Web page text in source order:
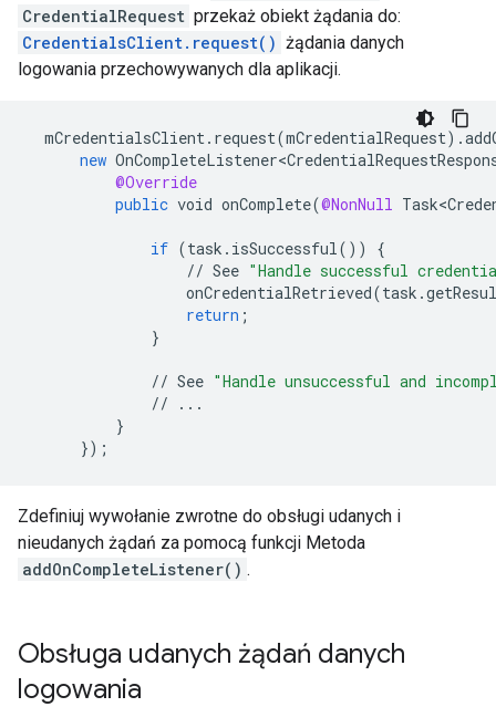
CredentialRequest przekaż obiekt żądania do:
CredentialsClient.request() żądania danych
logowania przechowywanych dla aplikacji.
mCredentialsClient. request(mCredentialRequest).
new
@Override
public void onComplete(@NonNull
if (task . isSuccessful())
{
// See "Handle successful
onCredentialRetrieved(task .
return ;
}
// See "Handle unsuccessful and
//
...
}
});
Zdefiniuj wywołanie zwrotne do obsługi udanych i
nieudanych żądań za pomocą funkcji Metoda
addOnCompleteListener() .
Obsługa udanych żądań danych
logowania